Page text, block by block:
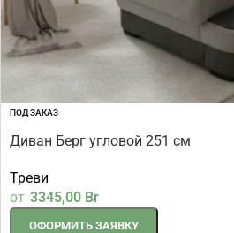
ПОД ЗАКАЗ
Диван Берг угловой 251 см
Треви
от 3345,00 Br
ОФОРМИТЬ ЗАЯВКУ